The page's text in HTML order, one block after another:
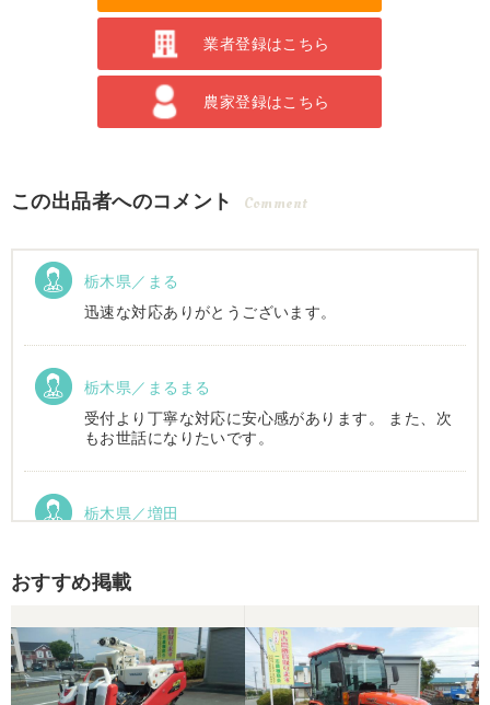
業者登録はこちら
農家登録はこちら
この出品者へのコメント Comment
栃木県／まる
迅速な対応ありがとうございます。
栃木県／まるまる
受付より丁寧な対応に安心感があります。 また、次
もお世話になりたいです。
栃木県／増田
おすすめ掲載